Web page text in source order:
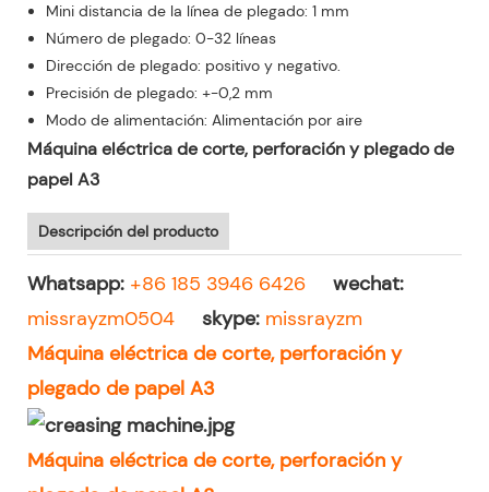
Mini distancia de la línea de plegado: 1 mm
Número de plegado: 0-32 líneas
Dirección de plegado: positivo y negativo.
Precisión de plegado: +-0,2 mm
Modo de alimentación: Alimentación por aire
Máquina eléctrica de corte, perforación y plegado de
papel A3
Descripción del producto
Whatsapp: +86 185 3946 6426
wechat:
missrayzm0504
skype: missrayzm
Máquina eléctrica de corte, perforación y
plegado de papel A3
Máquina eléctrica de corte, perforación y